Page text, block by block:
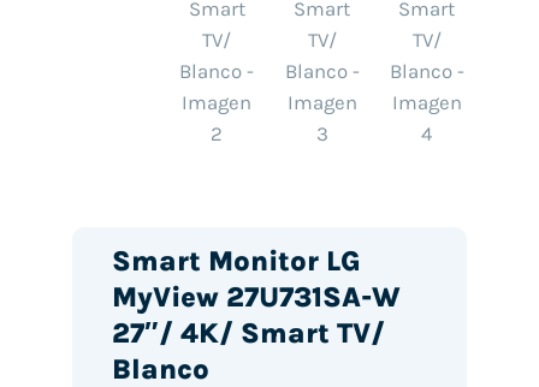
Smart Monitor LG
MyView 27U731SA-W
27″/ 4K/ Smart TV/
Blanco